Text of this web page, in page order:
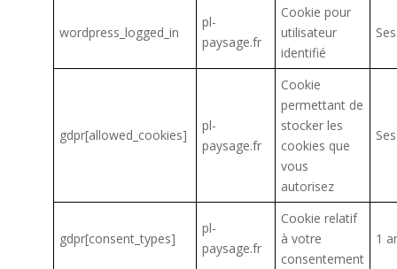
wordpress_logged_in
pl-
paysage.fr
Cookie pour
utilisateur
identifié
gdpr[allowed_cookies]
pl-
paysage.fr
Cookie
permettant de
stocker les
cookies que
vous
autorisez
gdpr[consent_types]
pl-
paysage.fr
Cookie relatif
à votre
consentement
1